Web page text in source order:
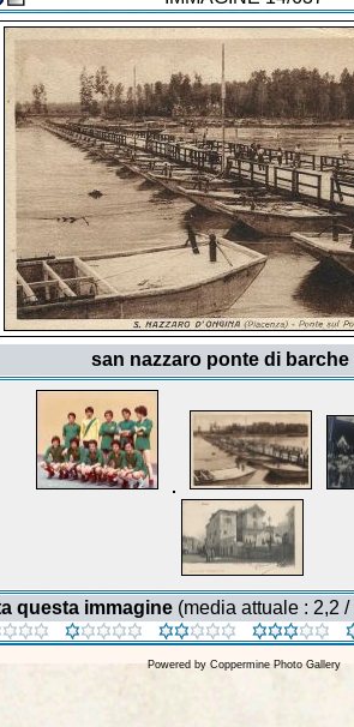
san nazzaro ponte di barche
questa immagine(media attuale : 2,2 /
Powered by Coppermine Photo Gallery